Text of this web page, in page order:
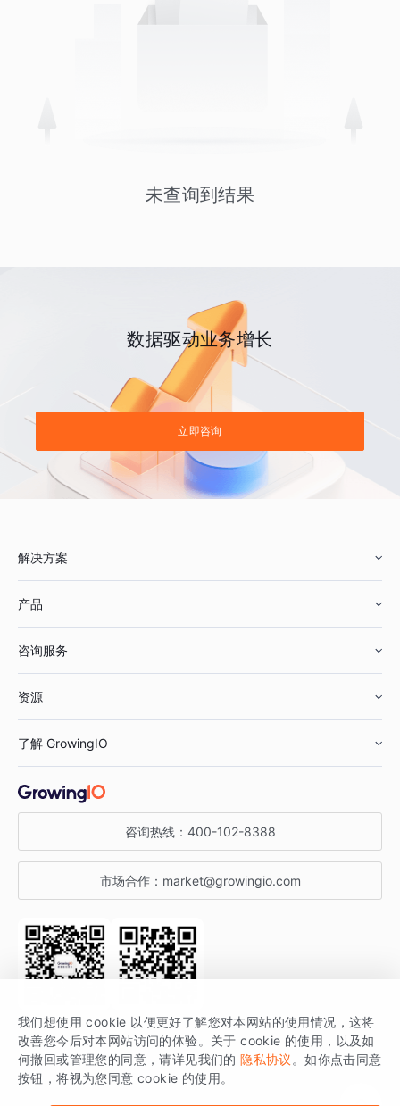
未查询到结果
数据驱动业务增长
立即咨询
解决方案
鞋服行业
汽车行业
金融行业
产品
智能运营
获客分析
咨询服务
资源
增长公开课
增长博客
开发者文档
SDK 文档
场景指南
了解 GrowingIO
关于 GrowingIO
增长大会
行业活动
咨询热线： 400-102-8388
市场合作： market@growingio.com
关注公众号 获取更多干货
GrowingIO 是专注于数据智能分析与增长的品牌，核心平台为 GrowingIO
分析云。
我们想使用 cookie 以便更好了解您对本网站的使用情况，这将
改善您今后对本网站访问的体验。关于 cookie 的使用，以及如
何撤回或管理您的同意，请详见我们的 隐私协议 。如你点击同意
按钮，将视为您同意 cookie 的使用。